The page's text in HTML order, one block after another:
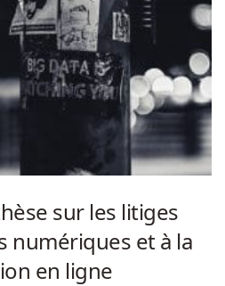
sur les litiges
numériques et à la
en ligne